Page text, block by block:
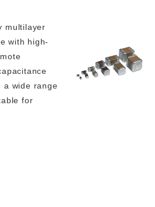
multilayer
with high-
a wide range
for